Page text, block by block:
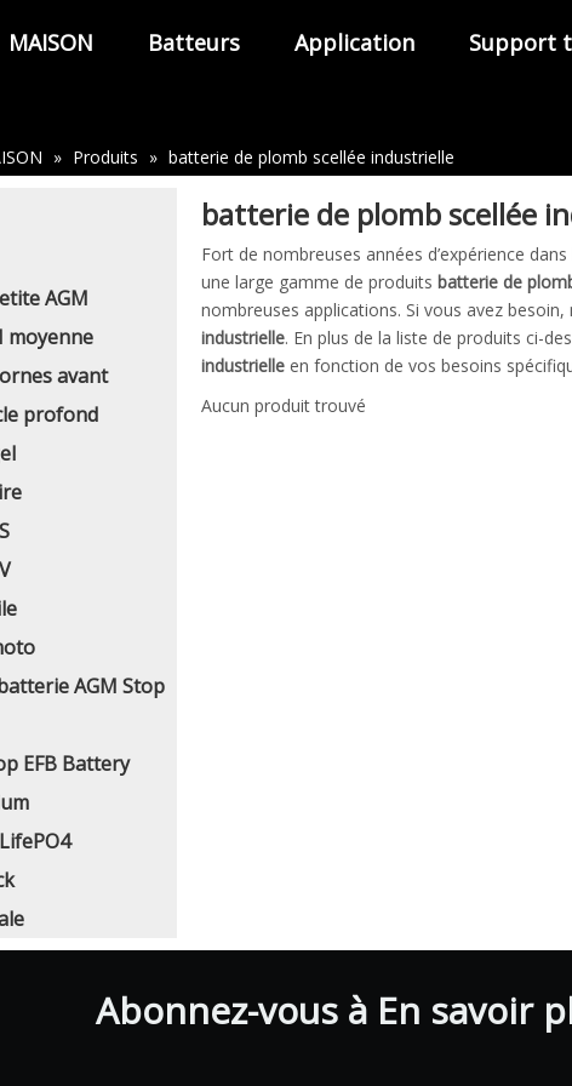
MAISON Batteurs Application Support
» Produits » batterie de plomb scellée industrielle
AGM
moyenne
avant
profond
AGM Stop
EFB Battery
batterie de plomb scellée
Fort de nombreuses années d’expérience
une large gamme de produits batterie de
nombreuses applications. Si vous avez
industrielle. En plus de la liste de produits ci-
industrielle en fonction de vos besoins
Aucun produit trouvé
Abonnez-vous à En savoir